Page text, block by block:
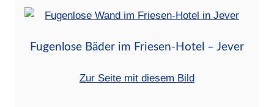
Fugenlose Bäder im Friesen-Hotel – Jever
Zur Seite mit diesem Bild